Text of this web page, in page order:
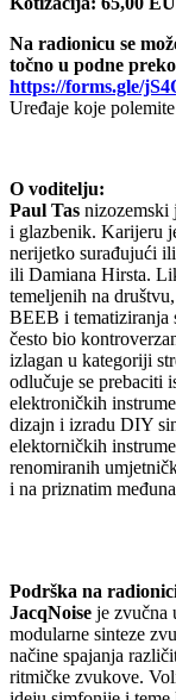
Na radionicu se
točno u podne
https://forms.gle/
Uređaje koje
O voditelju:
Paul Tas nizozemski
i glazbenik. Karijeru
nerijetko surađujući
ili Damiana Hirsta.
temeljenih na
BEEB i tematiziranja
često bio
izlagan u kategoriji
odlučuje se prebaciti
elektroničkih
dizajn i izradu DIY
elektorničkih
renomiranih
i na priznatim
Podrška na
JacqNoise je zvučna
modularne sinteze
načine spajanja
ritmičke zvukove.